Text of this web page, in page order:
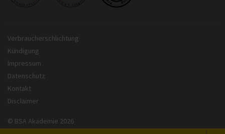
Verbraucherschlichtung
Kündigung
Impressum
Datenschutz
Kontakt
Disclaimer
© BSA Akademie 2026